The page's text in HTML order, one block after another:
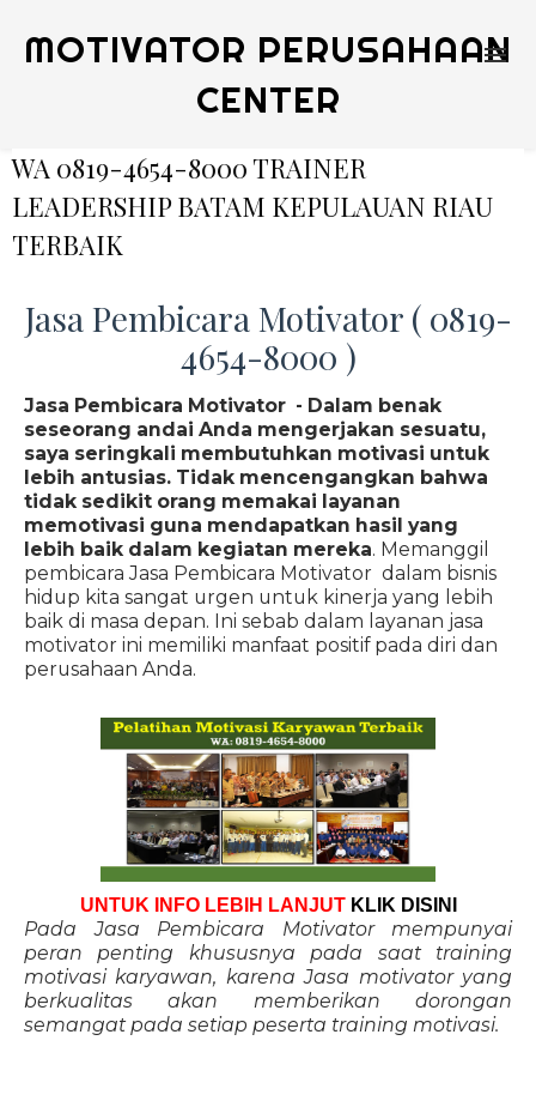
MOTIVATOR PERUSAHAAN
CENTER
WA 0819-4654-8000 TRAINER
LEADERSHIP BATAM KEPULAUAN RIAU
TERBAIK
Jasa Pembicara Motivator ( 0819-
4654-8000 )
Jasa Pembicara Motivator - Dalam benak
seseorang andai Anda mengerjakan sesuatu,
saya seringkali membutuhkan motivasi untuk
lebih antusias. Tidak mencengangkan bahwa
tidak sedikit orang memakai layanan
memotivasi guna mendapatkan hasil yang
lebih baik dalam kegiatan mereka. Memanggil
pembicara Jasa Pembicara Motivator dalam bisnis
hidup kita sangat urgen untuk kinerja yang lebih
baik di masa depan. Ini sebab dalam layanan jasa
motivator ini memiliki manfaat positif pada diri dan
perusahaan Anda.
UNTUK INFO LEBIH LANJUT KLIK DISINI
Pada Jasa Pembicara Motivator mempunyai
peran penting khususnya pada saat training
motivasi karyawan, karena Jasa motivator yang
berkualitas akan memberikan dorongan
semangat pada setiap peserta training motivasi.